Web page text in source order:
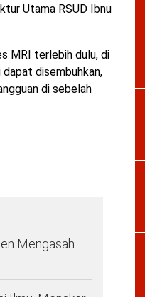
Utama RSUD Ibnu
MRI terlebih dulu, di
dapat disembuhkan,
di sebelah
Mengasah